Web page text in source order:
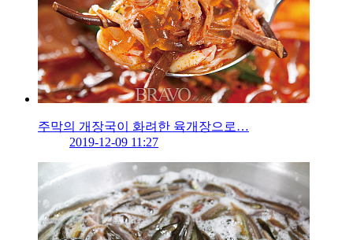
주막의 개장국이 화려한 육개장으로…
2019-12-09 11:27